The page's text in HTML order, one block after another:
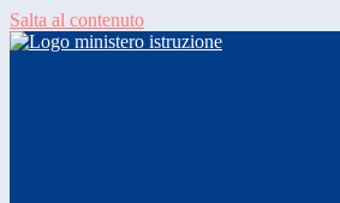
Salta al contenuto